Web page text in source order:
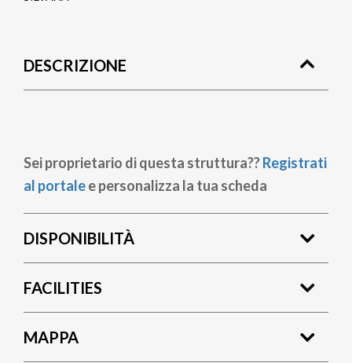
pane
DESCRIZIONE
Sei proprietario di questa struttura??Registrati
al portalee personalizza la tua scheda
DISPONIBILITÀ
FACILITIES
MAPPA